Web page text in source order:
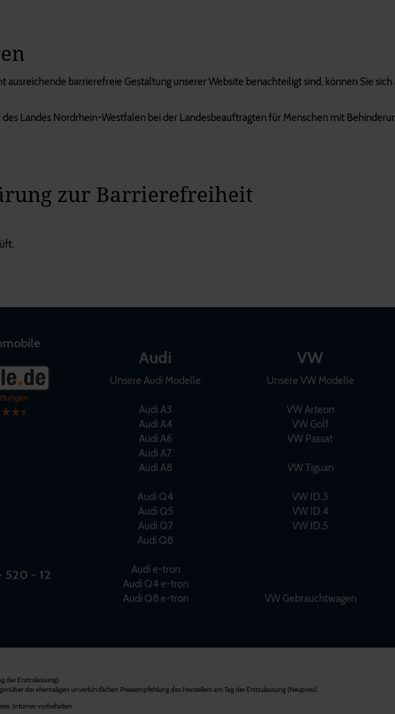
ausreichende barrierefreie Gestaltung unserer Website benachteiligt sind, können Sie
Landes Nordrhein-Westfalen bei der Landesbeauftragten für Menschen mit
zur Barrierefreiheit
520 - 12
Audi
Unsere Audi Modelle
Audi A3
Audi A4
Audi A6
Audi A7
Audi A8
Audi Q4
Audi Q5
Audi Q7
Audi Q8
Audi e-tron
Audi Q4 e-tron
Audi Q8 e-tron
VW
Unsere VW Modelle
VW Arteon
VW Golf
VW Passat
VW Tiguan
VW ID.3
VW ID.4
VW ID.5
VW Gebrauchtwagen
der Erstzulassung).
der ehemaligen unverbindlichen Preisempfehlung des Herstellers am Tag der Erstzulassung (Neupreis).
Irrtümer vorbehalten.